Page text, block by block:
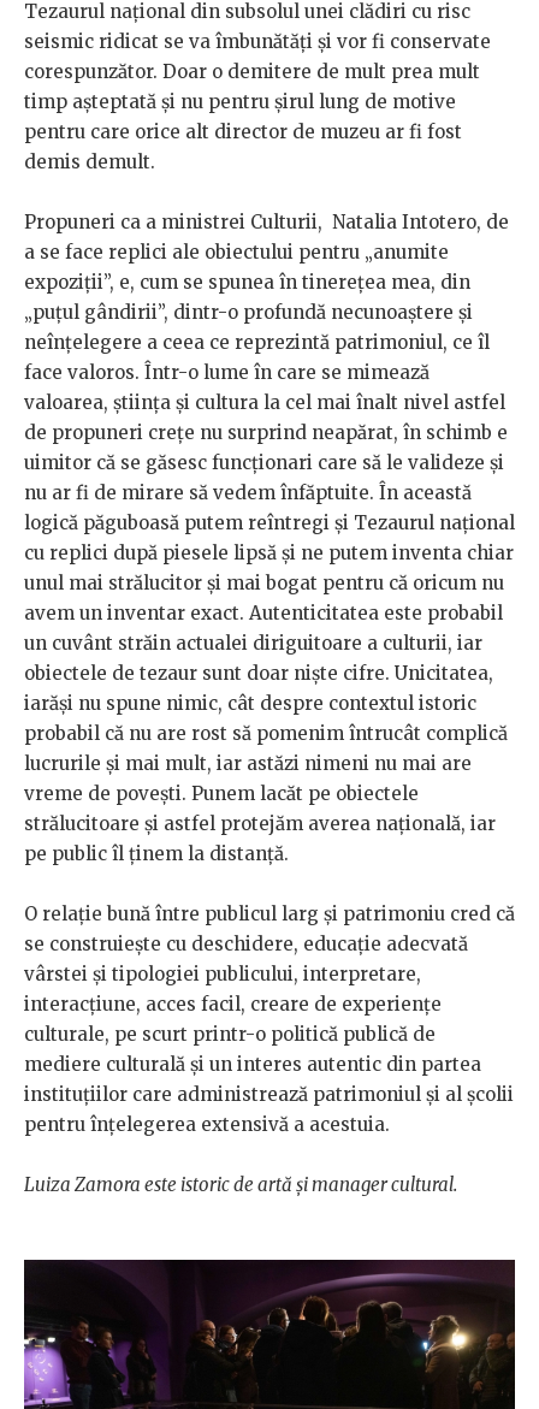
Tezaurul național din subsolul unei clădiri cu risc
seismic ridicat se va îmbunătăți și vor fi conservate
corespunzător. Doar o demitere de mult prea mult
timp așteptată și nu pentru șirul lung de motive
pentru care orice alt director de muzeu ar fi fost
demis demult.
Propuneri ca a ministrei Culturii, Natalia Intotero, de
a se face replici ale obiectului pentru „anumite
expoziții”, e, cum se spunea în tinerețea mea, din
„puțul gândirii”, dintr-o profundă necunoaștere și
neînțelegere a ceea ce reprezintă patrimoniul, ce îl
face valoros. Într-o lume în care se mimează
valoarea, știința și cultura la cel mai înalt nivel astfel
de propuneri crețe nu surprind neapărat, în schimb e
uimitor că se găsesc funcționari care să le valideze și
nu ar fi de mirare să vedem înfăptuite. În această
logică păguboasă putem reîntregi și Tezaurul național
cu replici după piesele lipsă și ne putem inventa chiar
unul mai strălucitor și mai bogat pentru că oricum nu
avem un inventar exact. Autenticitatea este probabil
un cuvânt străin actualei diriguitoare a culturii, iar
obiectele de tezaur sunt doar niște cifre. Unicitatea,
iarăși nu spune nimic, cât despre contextul istoric
probabil că nu are rost să pomenim întrucât complică
lucrurile și mai mult, iar astăzi nimeni nu mai are
vreme de povești. Punem lacăt pe obiectele
strălucitoare și astfel protejăm averea națională, iar
pe public îl ținem la distanță.
O relație bună între publicul larg și patrimoniu cred că
se construiește cu deschidere, educație adecvată
vârstei și tipologiei publicului, interpretare,
interacțiune, acces facil, creare de experiențe
culturale, pe scurt printr-o politică publică de
mediere culturală și un interes autentic din partea
instituțiilor care administrează patrimoniul și al școlii
pentru înțelegerea extensivă a acestuia.
Luiza Zamora este istoric de artă și manager cultural.